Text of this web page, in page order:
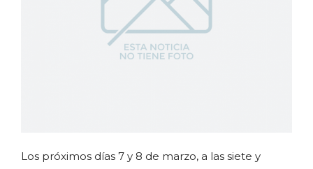
Los próximos días 7 y 8 de marzo, a las siete y